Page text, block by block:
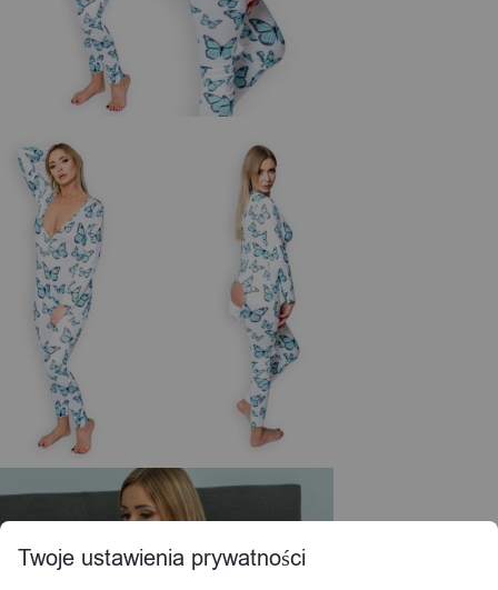
Twoje ustawienia prywatności